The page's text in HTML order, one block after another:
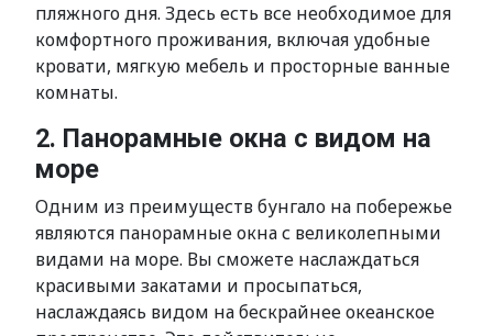
пляжного дня. Здесь есть все необходимое для
комфортного проживания, включая удобные
кровати, мягкую мебель и просторные ванные
комнаты.
2. Панорамные окна с видом на
море
Одним из преимуществ бунгало на побережье
являются панорамные окна с великолепными
видами на море. Вы сможете наслаждаться
красивыми закатами и просыпаться,
наслаждаясь видом на бескрайнее океанское